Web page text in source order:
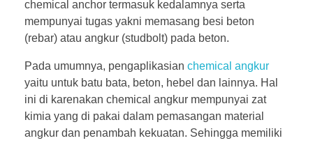
chemical anchor termasuk kedalamnya serta
mempunyai tugas yakni memasang besi beton
(rebar) atau angkur (studbolt) pada beton.
Pada umumnya, pengaplikasian chemical angkur
yaitu untuk batu bata, beton, hebel dan lainnya. Hal
ini di karenakan chemical angkur mempunyai zat
kimia yang di pakai dalam pemasangan material
angkur dan penambah kekuatan. Sehingga memiliki